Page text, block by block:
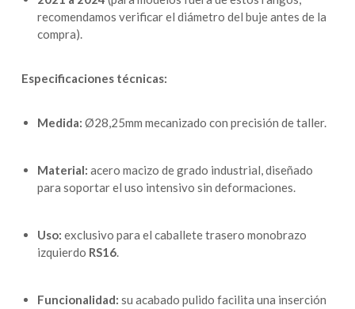
recomendamos verificar el diámetro del buje antes de la
compra).
Especificaciones técnicas:
Medida: Ø28,25mm mecanizado con precisión de taller.
Material: acero macizo de grado industrial, diseñado
para soportar el uso intensivo sin deformaciones.
Uso: exclusivo para el caballete trasero monobrazo
izquierdo RS16.
Funcionalidad: su acabado pulido facilita una inserción